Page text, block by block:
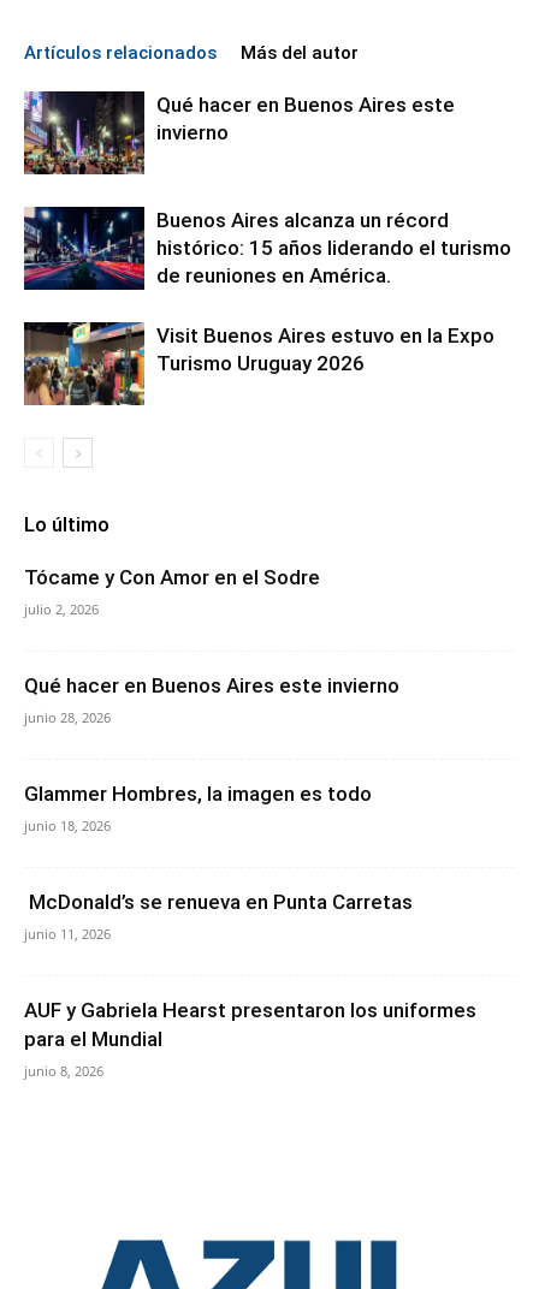
Artículos relacionados Más del autor
Qué hacer en Buenos Aires este
invierno
Buenos Aires alcanza un récord
histórico: 15 años liderando el turismo
de reuniones en América.
Visit Buenos Aires estuvo en la Expo
Turismo Uruguay 2026
Lo último
Tócame y Con Amor en el Sodre
julio 2, 2026
Qué hacer en Buenos Aires este invierno
junio 28, 2026
Glammer Hombres, la imagen es todo
junio 18, 2026
McDonald’s se renueva en Punta Carretas
junio 11, 2026
AUF y Gabriela Hearst presentaron los uniformes
para el Mundial
junio 8, 2026